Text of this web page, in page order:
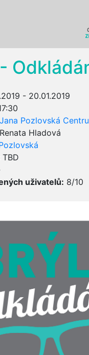
- 20.01.2019
Jana Pozlovská
Renata Hladová
TBD
uživatelů: 8/10